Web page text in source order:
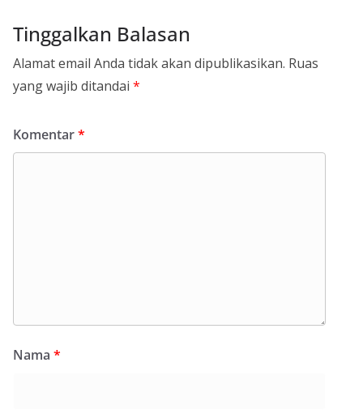
Tinggalkan Balasan
Alamat email Anda tidak akan dipublikasikan. Ruas
yang wajib ditandai *
Komentar*
Nama *